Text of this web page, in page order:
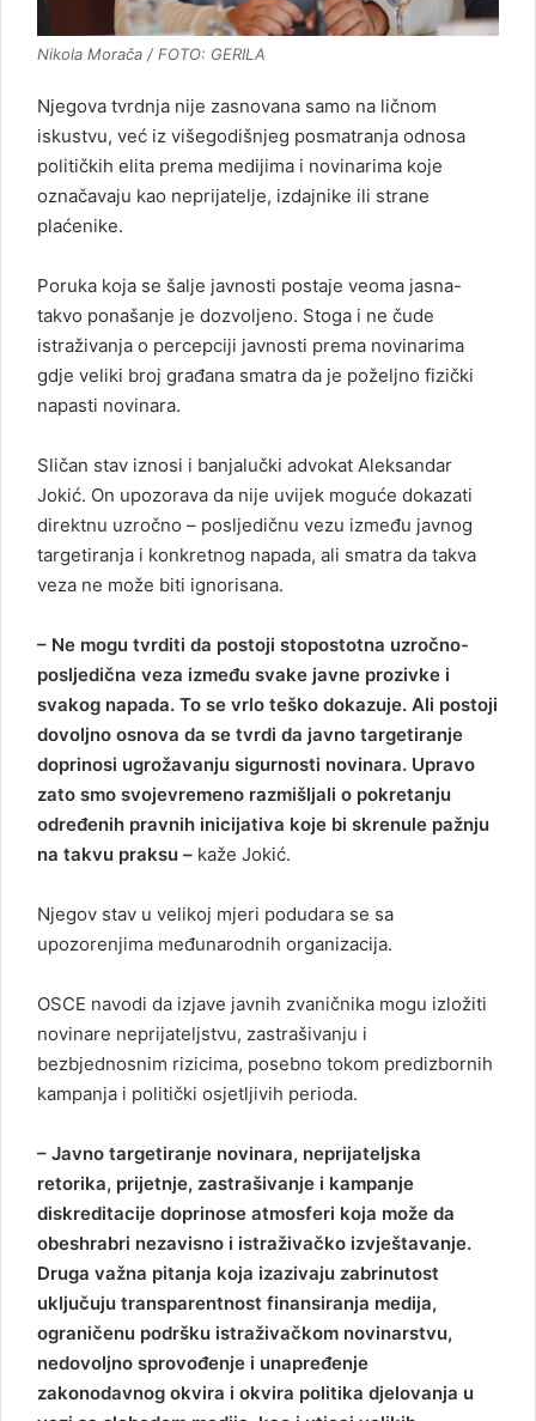
Nikola Morača / FOTO: GERILA
Njegova tvrdnja nije zasnovana samo na ličnom
iskustvu, već iz višegodišnjeg posmatranja odnosa
političkih elita prema medijima i novinarima koje
označavaju kao neprijatelje, izdajnike ili strane
plaćenike.
Poruka koja se šalje javnosti postaje veoma jasna-
takvo ponašanje je dozvoljeno. Stoga i ne čude
istraživanja o percepciji javnosti prema novinarima
gdje veliki broj građana smatra da je poželjno fizički
napasti novinara.
Sličan stav iznosi i banjalučki advokat Aleksandar
Jokić. On upozorava da nije uvijek moguće dokazati
direktnu uzročno – posljedičnu vezu između javnog
targetiranja i konkretnog napada, ali smatra da takva
veza ne može biti ignorisana.
– Ne mogu tvrditi da postoji stopostotna uzročno-
posljedična veza između svake javne prozivke i
svakog napada. To se vrlo teško dokazuje. Ali postoji
dovoljno osnova da se tvrdi da javno targetiranje
doprinosi ugrožavanju sigurnosti novinara. Upravo
zato smo svojevremeno razmišljali o pokretanju
određenih pravnih inicijativa koje bi skrenule pažnju
na takvu praksu – kaže Jokić.
Njegov stav u velikoj mjeri podudara se sa
upozorenjima međunarodnih organizacija.
OSCE navodi da izjave javnih zvaničnika mogu izložiti
novinare neprijateljstvu, zastrašivanju i
bezbjednosnim rizicima, posebno tokom predizbornih
kampanja i politički osjetljivih perioda.
– Javno targetiranje novinara, neprijateljska
retorika, prijetnje, zastrašivanje i kampanje
diskreditacije doprinose atmosferi koja može da
obeshrabri nezavisno i istraživačko izvještavanje.
Druga važna pitanja koja izazivaju zabrinutost
uključuju transparentnost finansiranja medija,
ograničenu podršku istraživačkom novinarstvu,
nedovoljno sprovođenje i unapređenje
zakonodavnog okvira i okvira politika djelovanja u